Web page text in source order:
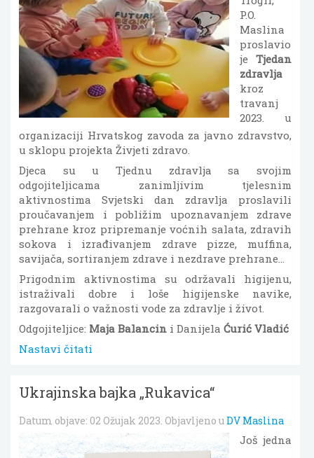
P.O.
Maslina
proslavio
je Tjedan
zdravlja
kroz
travanj
2023. u
organizaciji Hrvatskog zavoda za javno zdravstvo,
u sklopu projekta Živjeti zdravo.
Djeca su u Tjednu zdravlja sa svojim
odgojiteljicama zanimljivim tjelesnim
aktivnostima Svjetski dan zdravlja proslavili
proučavanjem i pobližim upoznavanjem zdrave
prehrane kroz pripremanje voćnih salata, zdravih
sokova i izrađivanjem zdrave pizze, muffina,
savijača, sortiranjem zdrave i nezdrave prehrane…
Prigodnim aktivnostima su održavali higijenu,
istraživali dobre i loše higijenske navike,
razgovarali o važnosti vode za zdravlje i život.
Odgojiteljice: Maja Balancin i Danijela Ćurić Vladić
Nastavi čitati
Ukrajinska bajka „Rukavica“
Datum objave: 02 Ožujak 2023. Objavljeno uDV Maslina
Još jedna